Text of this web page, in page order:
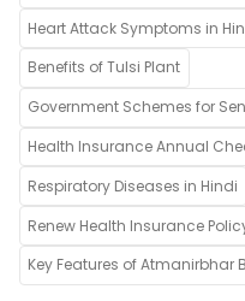
Heart Attack Symptoms in
Benefits of Tulsi Plant
Government Schemes for
Health Insurance Annual
Respiratory Diseases in Hindi
Renew Health Insurance
Key Features of Atmanirbhar